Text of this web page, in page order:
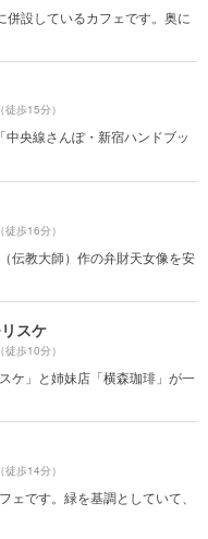
併設しているカフェです。奥に
（徒歩15分）
央線さんぽ・新宿ハンドブッ
（徒歩16分）
伝教大師）作の弁財天女像を安
スケ
（徒歩10分）
ケ」と姉妹店「横森珈琲」が一
（徒歩14分）
ェです。緑を基調としていて、